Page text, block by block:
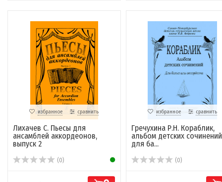
избранное сравнить
Лихачев С. Пьесы для
ансамблей аккордеонов,
выпуск 2
(0)
избранное сравнить
Гречухина Р.Н. Кораблик,
альбом детских сочинений
для ба...
(0)